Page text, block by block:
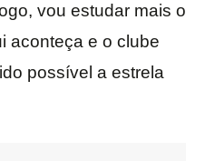
vou estudar mais o
aconteça e o clube
possível a estrela